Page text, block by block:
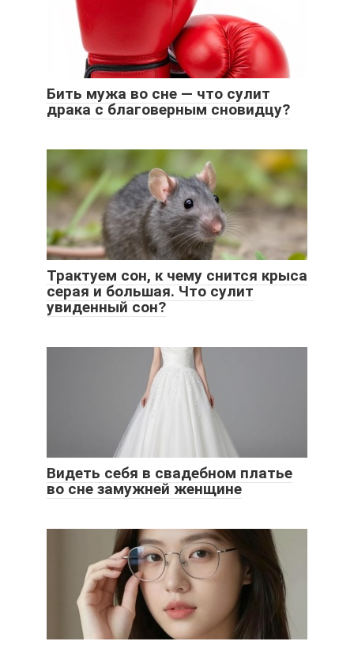
Бить мужа во сне — что сулит
драка с благоверным сновидцу?
Трактуем сон, к чему снится крыса
серая и большая. Что сулит
увиденный сон?
Видеть себя в свадебном платье
во сне замужней женщине